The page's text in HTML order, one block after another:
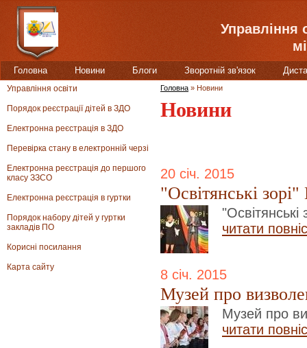
Управління
Головна Новини Блоги Зворотній зв'язок
Управління освіти
Порядок реєстрації дітей в ЗДО
Електронна реєстрація в ЗДО
Перевірка стану в електронній черзі
Електронна реєстрація до першого
класу ЗЗСО
Електронна реєстрація в гуртки
Порядок набору дітей у гуртки
закладів ПО
Корисні посилання
Карта сайту
Головна » Новини
Новини
20 січ. 2015
"Освітянські зорі"
"Освітянські
читати
8 січ. 2015
Музей про
Музей про
читати